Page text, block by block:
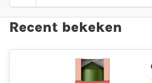
Recent bekeken